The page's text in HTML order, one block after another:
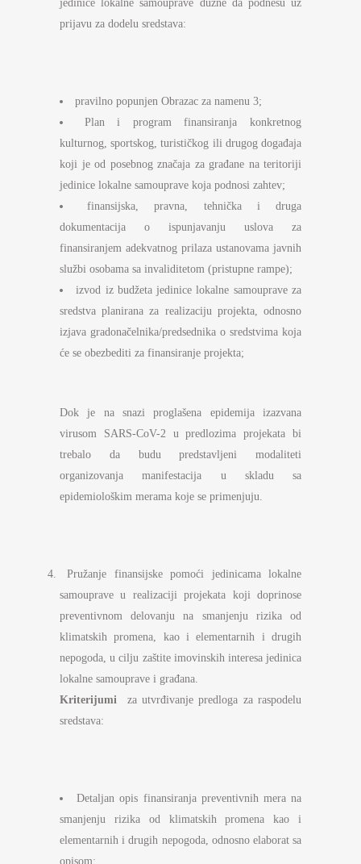
jedinice lokalne samouprave dužne da podnesu uz
prijavu za dodelu sredstava:
pravilno popunjen Obrazac za namenu 3;
Plan i program finansiranja konkretnog
kulturnog, sportskog, turističkog ili drugog događaja
koji je od posebnog značaja za građane na teritoriji
jedinice lokalne samouprave koja podnosi zahtev;
finansijska, pravna, tehnička i druga
dokumentacija o ispunjavanju uslova za
finansiranjem adekvatnog prilaza ustanovama javnih
službi osobama sa invaliditetom (pristupne rampe);
izvod iz budžeta jedinice lokalne samouprave za
sredstva planirana za realizaciju projekta, odnosno
izjava gradonačelnika/predsednika o sredstvima koja
će se obezbediti za finansiranje projekta;
Dok je na snazi proglašena epidemija izazvana
virusom SARS-CoV-2 u predlozima projekata bi
trebalo da budu predstavljeni modaliteti
organizovanja manifestacija u skladu sa
epidemiološkim merama koje se primenjuju.
Pružanje finansijske pomoći jedinicama lokalne
samouprave u realizaciji projekata koji doprinose
preventivnom delovanju na smanjenju rizika od
klimatskih promena, kao i elementarnih i drugih
nepogoda, u cilju zaštite imovinskih interesa jedinica
lokalne samouprave i građana.
Kriterijumi
za utvrđivanje predloga za raspodelu
sredstava:
Detaljan opis finansiranja preventivnih mera na
smanjenju rizika od klimatskih promena kao i
elementarnih i drugih nepogoda, odnosno elaborat sa
opisom;